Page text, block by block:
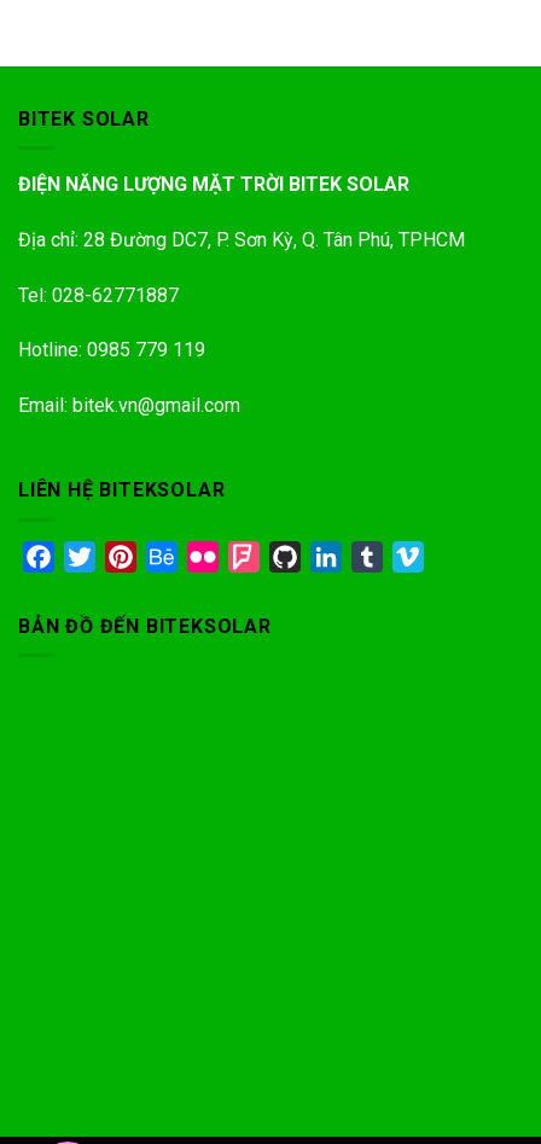
BITEK SOLAR
ĐIỆN NĂNG LƯỢNG MẶT TRỜI BITEK SOLAR
Địa chỉ: 28 Đường DC7, P. Sơn Kỳ, Q. Tân Phú, TPHCM
Tel: 028-62771887
Hotline: 0985 779 119
Email: bitek.vn@gmail.com
LIÊN HỆ BITEKSOLAR
FacebookTwitterPinterestBehance
Flickr Foursquare
GitHub LinkedIn
Tumblr
BẢN ĐỒ ĐẾN BITEKSOLAR